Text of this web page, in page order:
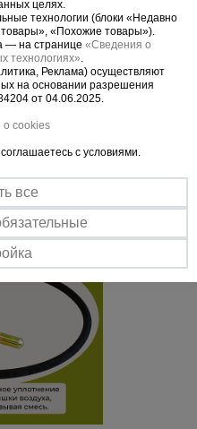
мощности. Можно
дополнительных
целях.
технологии (блоки «Недавно
«Похожие товары»).
— на странице «Сведения о
технологиях».
Реклама) осуществляют
на основании разрешения
от 04.06.2025.
о cookies
с условиями.
все